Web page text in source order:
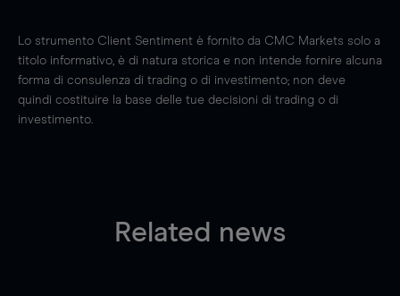
Lo strumento Client Sentiment è fornito da CMC Markets solo a
titolo informativo, è di natura storica e non intende fornire alcuna
forma di consulenza di trading o di investimento; non deve
quindi costituire la base delle tue decisioni di trading o di
investimento.
Related news